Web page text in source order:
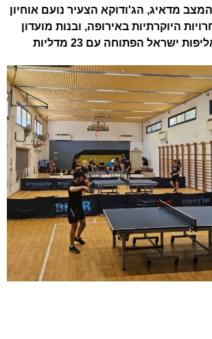
מדאיג, הג'ודוקא הצעיר נועם אוחיון
היוקרתיות באירופה, ובנות מועדון
ישראל הפתוחה עם 23 מדליות